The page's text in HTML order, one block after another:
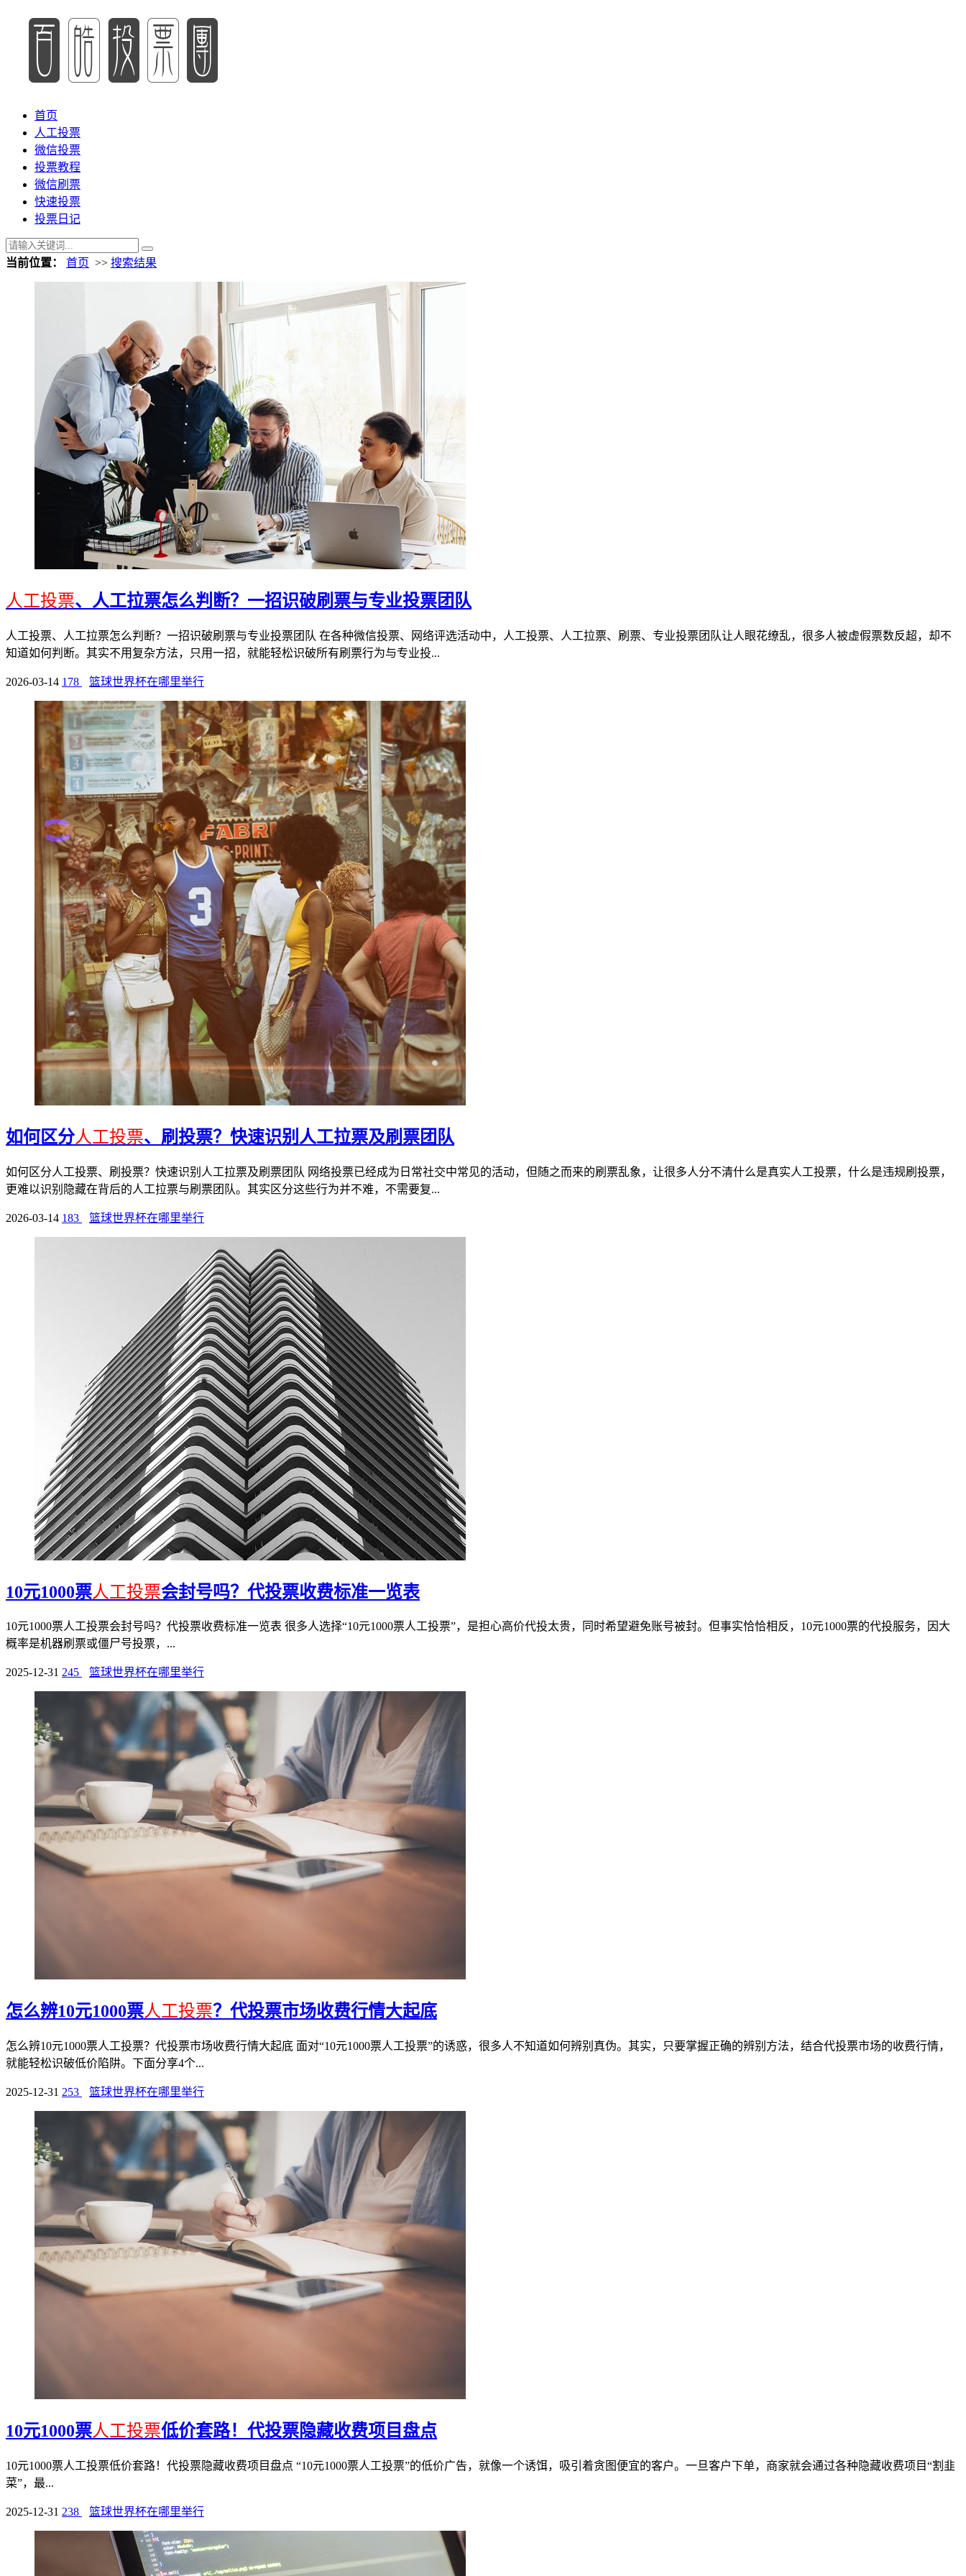
首页
人工投票
微信投票
投票教程
微信刷票
快速投票
投票日记
当前位置： 首页 >> 搜索结果
人工投票、人工拉票怎么判断？一招识破刷票与专业投票团队
人工投票、人工拉票怎么判断？一招识破刷票与专业投票团队 在各种微信投票、网络评选活动中，人工投票、人工拉票、刷票、专业投票团队让人眼花缭乱，很多人被虚假票数反超，却不
知道如何判断。其实不用复杂方法，只用一招，就能轻松识破所有刷票行为与专业投...
2026-03-14 178 篮球世界杯在哪里举行
如何区分人工投票、刷投票？快速识别人工拉票及刷票团队
如何区分人工投票、刷投票？快速识别人工拉票及刷票团队 网络投票已经成为日常社交中常见的活动，但随之而来的刷票乱象，让很多人分不清什么是真实人工投票，什么是违规刷投票，
更难以识别隐藏在背后的人工拉票与刷票团队。其实区分这些行为并不难，不需要复...
2026-03-14 183 篮球世界杯在哪里举行
10元1000票人工投票会封号吗？代投票收费标准一览表
10元1000票人工投票会封号吗？代投票收费标准一览表 很多人选择“10元1000票人工投票”，是担心高价代投太贵，同时希望避免账号被封。但事实恰恰相反，10元1000票的代投服务，因大
概率是机器刷票或僵尸号投票，...
2025-12-31 245 篮球世界杯在哪里举行
怎么辨10元1000票人工投票？代投票市场收费行情大起底
怎么辨10元1000票人工投票？代投票市场收费行情大起底 面对“10元1000票人工投票”的诱惑，很多人不知道如何辨别真伪。其实，只要掌握正确的辨别方法，结合代投票市场的收费行情，
就能轻松识破低价陷阱。下面分享4个...
2025-12-31 253 篮球世界杯在哪里举行
10元1000票人工投票低价套路！代投票隐藏收费项目盘点
10元1000票人工投票低价套路！代投票隐藏收费项目盘点 “10元1000票人工投票”的低价广告，就像一个诱饵，吸引着贪图便宜的客户。一旦客户下单，商家就会通过各种隐藏收费项目“割韭
菜”，最...
2025-12-31 238 篮球世界杯在哪里举行